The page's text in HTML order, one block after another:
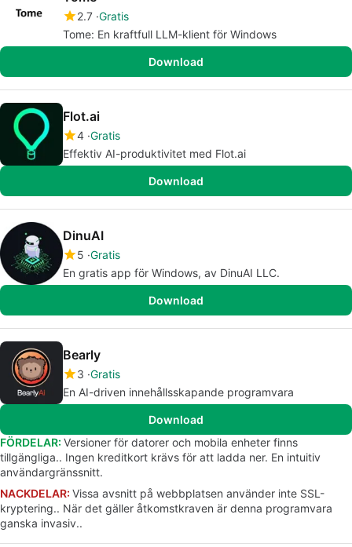
2.7 Gratis
Tome: En kraftfull LLM-klient för Windows
Download
Flot.ai
4 Gratis
Effektiv AI-produktivitet med Flot.ai
Download
DinuAI
5 Gratis
En gratis app för Windows, av DinuAI LLC.
Download
Bearly
3 Gratis
En AI-driven innehållsskapande programvara
Download
FÖRDELAR: Versioner för datorer och mobila enheter finns
tillgängliga.. Ingen kreditkort krävs för att ladda ner. En intuitiv
användargränssnitt.
NACKDELAR: Vissa avsnitt på webbplatsen använder inte SSL-
kryptering.. När det gäller åtkomstkraven är denna programvara
ganska invasiv..